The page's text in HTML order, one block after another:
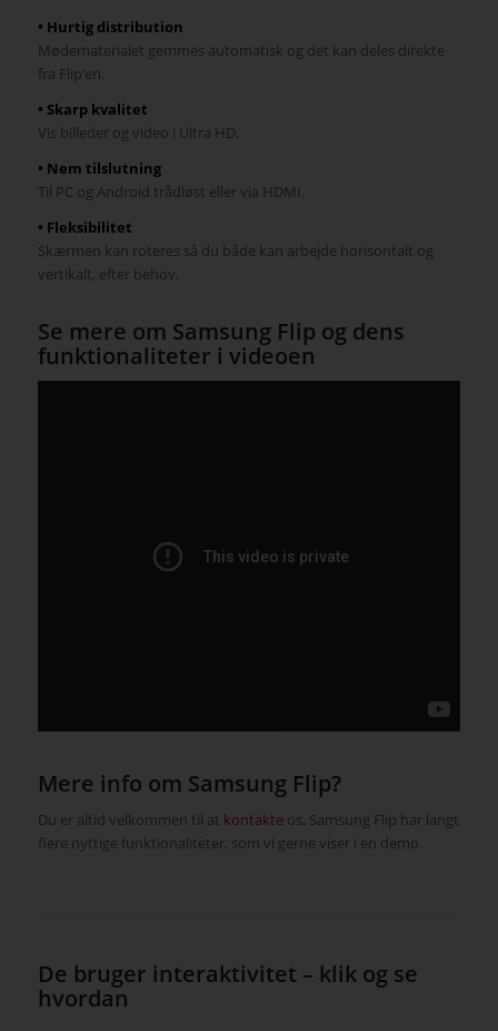
• Hurtig distribution
Mødematerialet gemmes automatisk og det kan deles direkte
fra Flip’en.
• Skarp kvalitet
Vis billeder og video i Ultra HD.
• Nem tilslutning
Til PC og Android trådløst eller via HDMI.
• Fleksibilitet
Skærmen kan roteres så du både kan arbejde horisontalt og
vertikalt, efter behov.
Se mere om Samsung Flip og dens
funktionaliteter i videoen
Mere info om Samsung Flip?
Du er altid velkommen til at kontakteos, Samsung Flip har langt
flere nyttige funktionaliteter, som vi gerne viser i en demo.
De bruger interaktivitet – klik og se
hvordan